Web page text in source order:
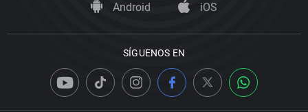
Android iOS
SÍGUENOS EN